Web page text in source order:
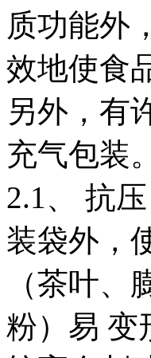
质功能外
效地使食
另外，有
充气包装。
2.1、 抗
装袋外，
（茶叶
粉）易 变